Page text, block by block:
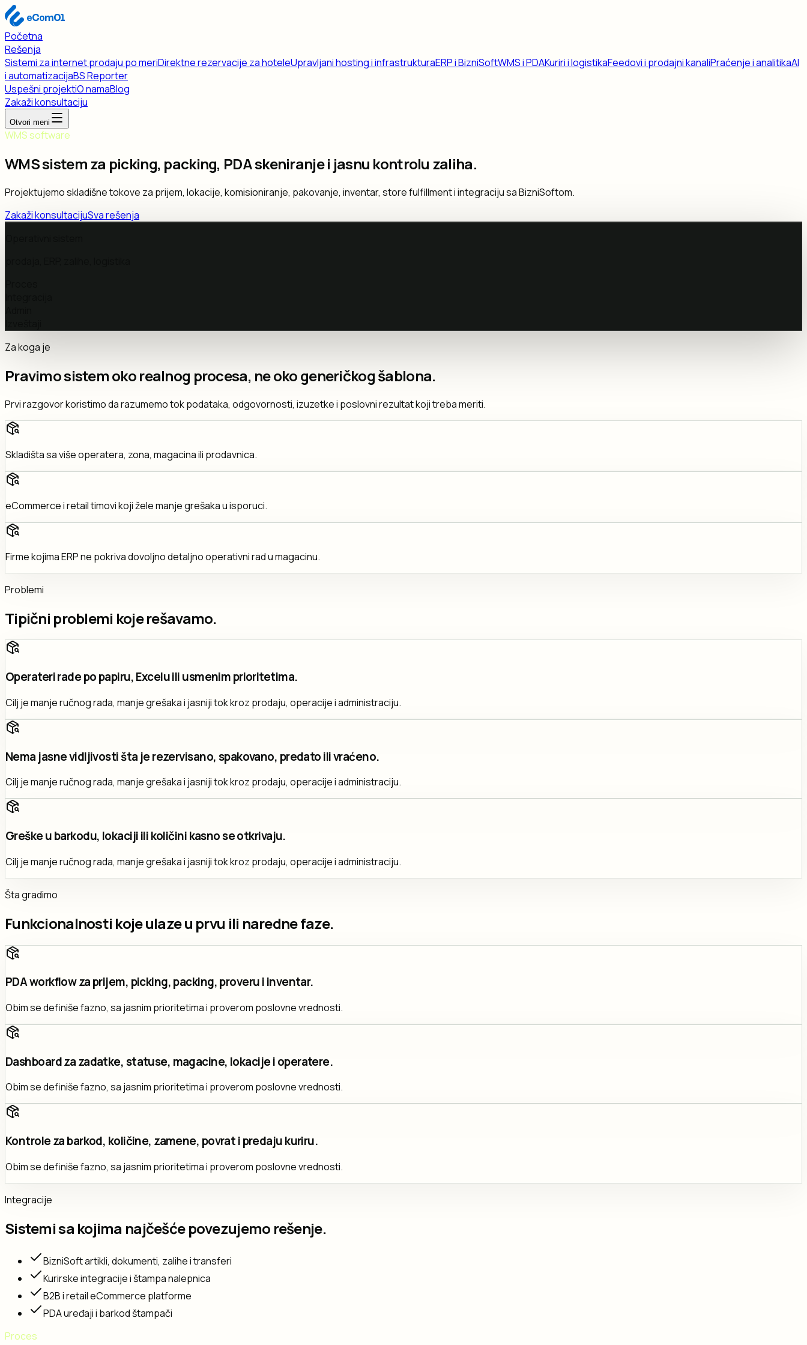
Početna
Rešenja
Sistemi za internet prodaju po meriDirektne rezervacije za hoteleUpravljani hosting i infrastrukturaERP i BizniSoftWMS i PDAKuriri i logistikaFeedovi i prodajni kanaliPraćenje i analitikaAI
i automatizacijaBS Reporter
Uspešni projektiO namaBlog
Zakaži konsultaciju
Otvori meni
WMS software
WMS sistem za picking, packing, PDA skeniranje i jasnu kontrolu zaliha.
Projektujemo skladišne tokove za prijem, lokacije, komisioniranje, pakovanje, inventar, store fulfillment i integraciju sa BizniSoftom.
Zakaži konsultacijuSva rešenja
Za koga je
Pravimo sistem oko realnog procesa, ne oko generičkog šablona.
Prvi razgovor koristimo da razumemo tok podataka, odgovornosti, izuzetke i poslovni rezultat koji treba meriti.
Skladišta sa više operatera, zona, magacina ili prodavnica.
eCommerce i retail timovi koji žele manje grešaka u isporuci.
Firme kojima ERP ne pokriva dovoljno detaljno operativni rad u magacinu.
Problemi
Tipični problemi koje rešavamo.
Operateri rade po papiru, Excelu ili usmenim prioritetima.
Cilj je manje ručnog rada, manje grešaka i jasniji tok kroz prodaju, operacije i administraciju.
Nema jasne vidljivosti šta je rezervisano, spakovano, predato ili vraćeno.
Cilj je manje ručnog rada, manje grešaka i jasniji tok kroz prodaju, operacije i administraciju.
Greške u barkodu, lokaciji ili količini kasno se otkrivaju.
Cilj je manje ručnog rada, manje grešaka i jasniji tok kroz prodaju, operacije i administraciju.
Šta gradimo
Funkcionalnosti koje ulaze u prvu ili naredne faze.
PDA workflow za prijem, picking, packing, proveru i inventar.
Obim se definiše fazno, sa jasnim prioritetima i proverom poslovne vrednosti.
Dashboard za zadatke, statuse, magacine, lokacije i operatere.
Obim se definiše fazno, sa jasnim prioritetima i proverom poslovne vrednosti.
Kontrole za barkod, količine, zamene, povrat i predaju kuriru.
Obim se definiše fazno, sa jasnim prioritetima i proverom poslovne vrednosti.
Integracije
Sistemi sa kojima najčešće povezujemo rešenje.
BizniSoft artikli, dokumenti, zalihe i transferi
Kurirske integracije i štampa nalepnica
B2B i retail eCommerce platforme
PDA uređaji i barkod štampači
Proces